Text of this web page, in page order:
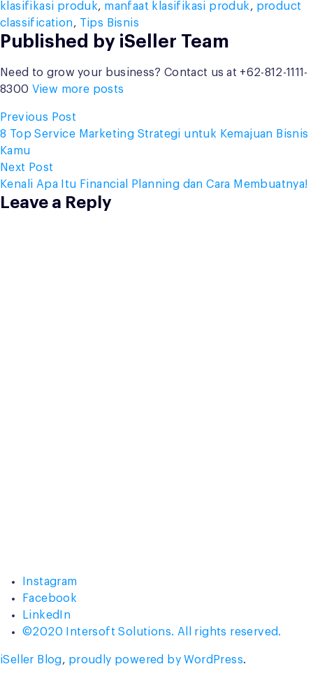
klasifikasi produk, manfaat klasifikasi produk, product
classification, Tips Bisnis
Published by iSeller Team
Need to grow your business? Contact us at +62-812-1111-
8300 View more posts
Post
navigation
Previous Post
post:
8 Top Service Marketing Strategi untuk Kemajuan Bisnis
Kamu
Next Post
post:
Kenali Apa Itu Financial Planning dan Cara Membuatnya!
Leave a Reply
Instagram
Facebook
LinkedIn
©2020 Intersoft Solutions. All rights reserved.
iSeller Blog, proudly powered by WordPress.